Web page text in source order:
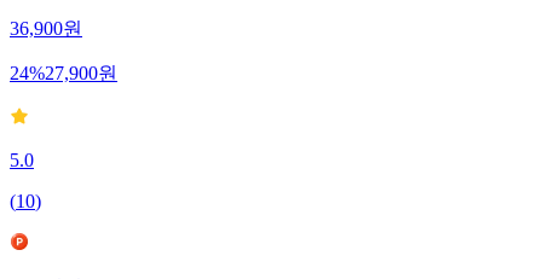
36,900원
24%27,900원
5.0
(10)